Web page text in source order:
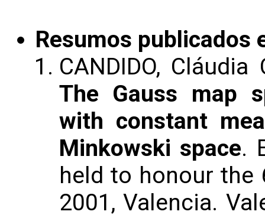
Resumos publicados
CANDIDO,
The Gauss map
with constant
Minkowski space.
held to honour the
2001, Valencia.